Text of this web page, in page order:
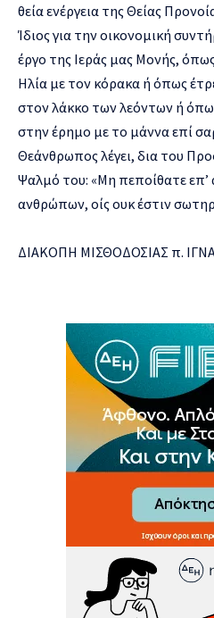
θεία ενέργεια της Θείας
Ίδιος για την οικονομική
έργο της Ιεράς μας Μονής,
Ηλία με τον κόρακα ή όπως
στον λάκκο των λεόντων ή
στην έρημο με το μάννα επί
Θεάνθρωπος λέγει, δια του
Ψαλμό του: «Μη πεποίθατε επ’
ανθρώπων, οίς ουκ έστιν
ΔΙΑΚΟΠΗ ΜΙΣΘΟΔΟΣΙΑΣ π.